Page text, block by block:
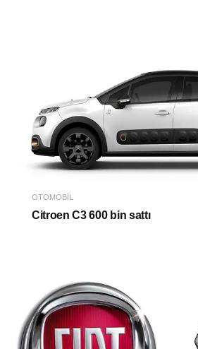
OTOMOBIL
Citroen C3 600 bin sattı